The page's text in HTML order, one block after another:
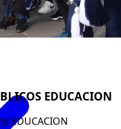
EDUCACION
EDUCACION